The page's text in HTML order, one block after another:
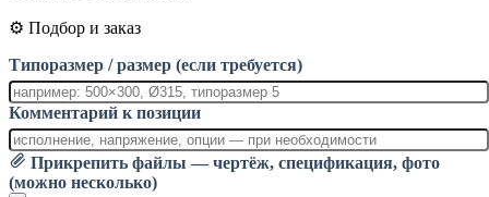
⚙️ Подбор и заказ
Типоразмер / размер (если требуется)
Комментарий к позиции
Прикрепить файлы — чертёж, спецификация, фото
(можно несколько)